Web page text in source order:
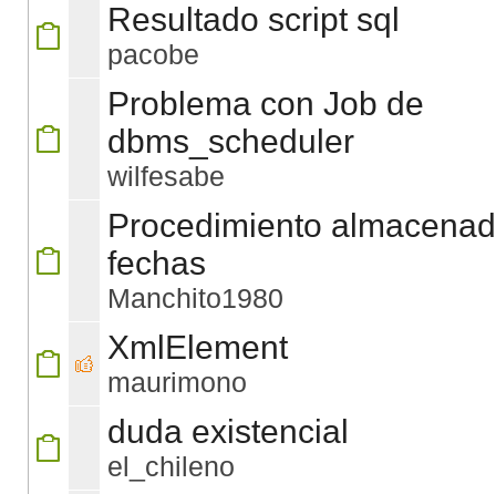
Resultado script sql
pacobe
Problema con Job de
dbms_scheduler
wilfesabe
Procedimiento
fechas
Manchito1980
XmlElement
maurimono
duda existencial
el_chileno